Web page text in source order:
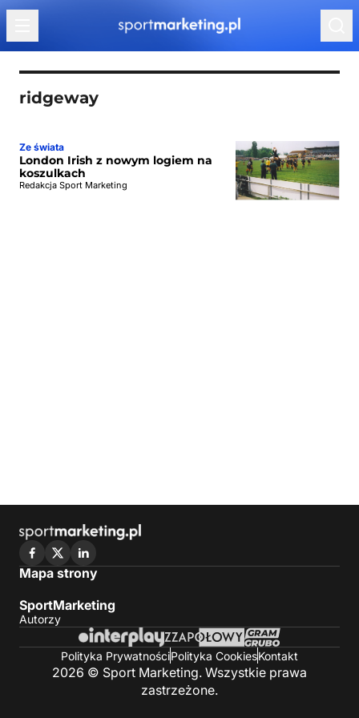
Przejdź do treści
ridgeway
Ze świata
London Irish z nowym logiem na
koszulkach
Redakcja Sport Marketing
Mapa strony
SportMarketing
Autorzy
Polityka PrywatnościPolityka CookiesKontakt
2026 © Sport Marketing. Wszystkie prawa
zastrzeżone.